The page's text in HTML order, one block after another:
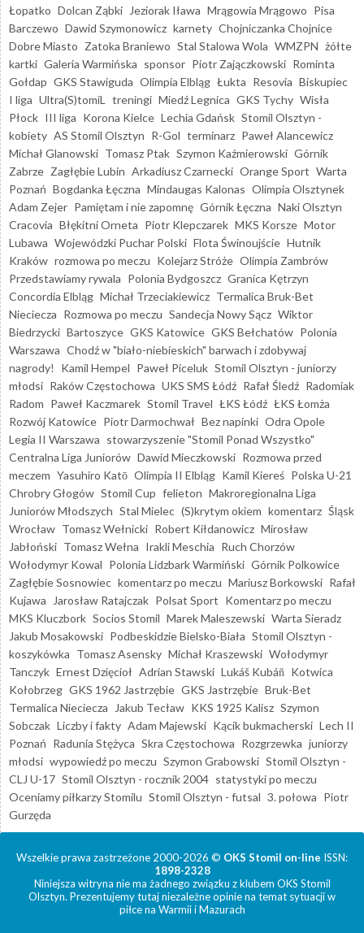
Łopatko Dolcan Ząbki Jeziorak Iława Mrągowia Mrągowo Pisa
Barczewo Dawid Szymonowicz karnety Chojniczanka Chojnice
Dobre Miasto Zatoka Braniewo Stal Stalowa Wola WMZPN żółte
kartki Galeria Warmińska sponsor Piotr Zajączkowski Rominta
Gołdap GKS Stawiguda Olimpia Elbląg Łukta Resovia Biskupiec
I liga Ultra(S)tomiL treningi Miedź Legnica GKS Tychy Wisła
Płock III liga Korona Kielce Lechia Gdańsk Stomil Olsztyn -
kobiety AS Stomil Olsztyn R-Gol terminarz Paweł Alancewicz
Michał Glanowski Tomasz Ptak Szymon Kaźmierowski Górnik
Zabrze Zagłębie Lubin Arkadiusz Czarnecki Orange Sport Warta
Poznań Bogdanka Łęczna Mindaugas Kalonas Olimpia Olsztynek
Adam Zejer Pamiętam i nie zapomnę Górnik Łęczna Naki Olsztyn
Cracovia Błękitni Orneta Piotr Klepczarek MKS Korsze Motor
Lubawa Wojewódzki Puchar Polski Flota Świnoujście Hutnik
Kraków rozmowa po meczu Kolejarz Stróże Olimpia Zambrów
Przedstawiamy rywala Polonia Bydgoszcz Granica Kętrzyn
Concordia Elbląg Michał Trzeciakiewicz Termalica Bruk-Bet
Nieciecza Rozmowa po meczu Sandecja Nowy Sącz Wiktor
Biedrzycki Bartoszyce GKS Katowice GKS Bełchatów Polonia
Warszawa Chodź w "biało-niebieskich" barwach i zdobywaj
nagrody!
Kamil Hempel Paweł Piceluk Stomil Olsztyn - juniorzy
młodsi Raków Częstochowa UKS SMS Łódź Rafał Śledź Radomiak
Radom Paweł Kaczmarek Stomil Travel ŁKS Łódź ŁKS Łomża
Rozwój Katowice Piotr Darmochwał Bez napinki Odra Opole
Legia II Warszawa stowarzyszenie "Stomil Ponad Wszystko"
Centralna Liga Juniorów Dawid Mieczkowski Rozmowa przed
meczem Yasuhiro Katō Olimpia II Elbląg Kamil Kiereś Polska U-21
Chrobry Głogów Stomil Cup felieton Makroregionalna Liga
Juniorów Młodszych Stal Mielec (S)krytym okiem komentarz Śląsk
Wrocław Tomasz Wełnicki Robert Kiłdanowicz Mirosław
Jabłoński Tomasz Wełna Irakli Meschia Ruch Chorzów
Wołodymyr Kowal Polonia Lidzbark Warmiński Górnik Polkowice
Zagłębie Sosnowiec komentarz po meczu Mariusz Borkowski Rafał
Kujawa
Jarosław Ratajczak Polsat Sport Komentarz po meczu
MKS Kluczbork Socios Stomil Marek Maleszewski Warta Sieradz
Jakub Mosakowski Podbeskidzie Bielsko-Biała Stomil Olsztyn -
koszykówka Tomasz Asensky Michał Kraszewski Wołodymyr
Tanczyk Ernest Dzięcioł Adrian Stawski Lukáš Kubáň Kotwica
Kołobrzeg GKS 1962 Jastrzębie GKS Jastrzębie Bruk-Bet
Termalica Nieciecza
Jakub Tecław KKS 1925 Kalisz Szymon
Sobczak Liczby i fakty Adam Majewski Kącik bukmacherski Lech II
Poznań Radunia Stężyca Skra Częstochowa Rozgrzewka juniorzy
młodsi wypowiedź po meczu Szymon Grabowski Stomil Olsztyn -
CLJ U-17 Stomil Olsztyn - rocznik 2004 statystyki po meczu
Oceniamy piłkarzy Stomilu Stomil Olsztyn - futsal 3. połowa Piotr
Gurzęda
Wszelkie prawa zastrzeżone 2000-2026 © OKS Stomil on-line ISSN:
1898-2328
Niniejsza witryna nie ma żadnego związku z klubem OKS Stomil
Olsztyn. Prezentujemy tutaj niezależne opinie na temat sytuacji w
piłce na Warmii i Mazurach